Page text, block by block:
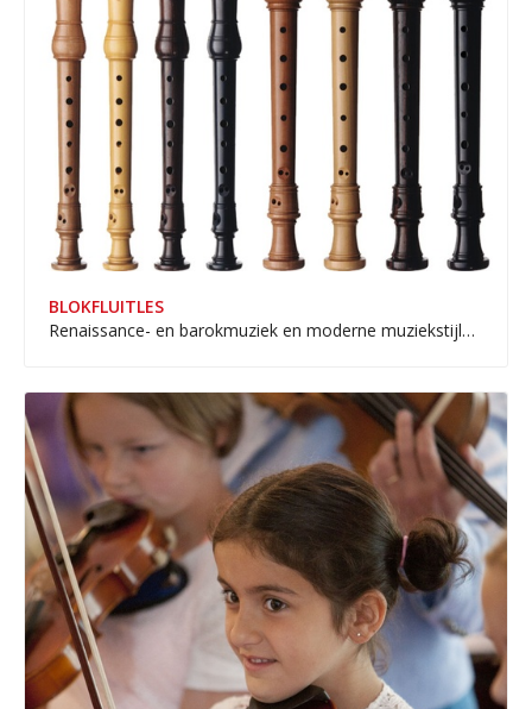
BLOKFLUITLES
Renaissance- en barokmuziek en moderne muziekstijlen.